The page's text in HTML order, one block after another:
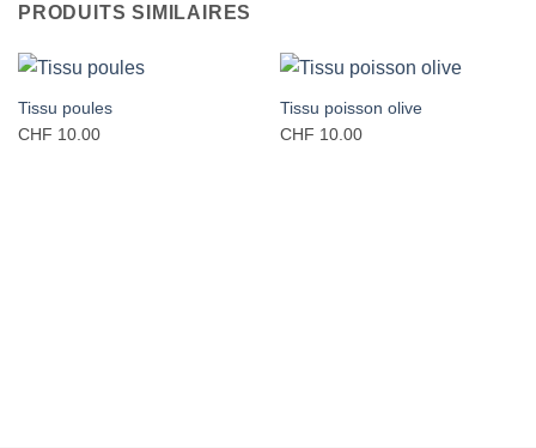
PRODUITS SIMILAIRES
Tissu poules
CHF 10.00
Tissu poisson olive
CHF 10.00